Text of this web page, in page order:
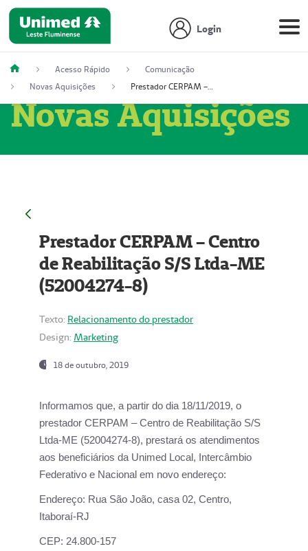
Login
Acesso Rápido
Comunicação
Novas Aquisições
Prestador CERPAM – Centro de Reabilitação S/S Ltda-ME (52004274-8)
Novas Aquisições
Prestador CERPAM – Centro
de Reabilitação S/S Ltda-ME
(52004274-8)
Texto: Relacionamento do prestador
Design: Marketing
18 de outubro, 2019
Informamos que, a partir do dia 18/11/2019, o
prestador CERPAM – Centro de Reabilitação S/S
Ltda-ME (52004274-8), prestará os atendimentos
aos beneficiários da Unimed Local, Intercâmbio
Federativo e Nacional em novo endereço:
Endereço: Rua São João, casa 02, Centro,
Itaboraí-RJ
CEP: 24.800-157